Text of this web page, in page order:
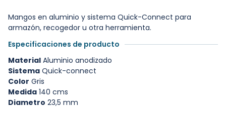
Mangos en aluminio y sistema Quick-Connect para
armazón, recogedor u otra herramienta.
Especificaciones de producto
Material Aluminio anodizado
Sistema Quick-connect
Color Gris
Medida 140 cms
Diametro 23,5 mm